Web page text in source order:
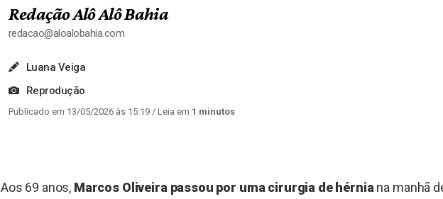
Redação Alô Alô Bahia
redacao@aloalobahia.com
Luana Veiga
Reprodução
Publicado em 13/05/2026 às 15:19/ Leia em 1 minutos
Aos 69 anos, Marcos Oliveira passou por uma cirurgia de hérnia na manhã